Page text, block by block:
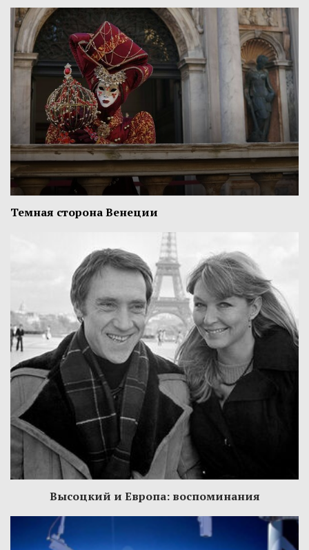
Темная сторона Венеции
Высоцкий и Европа: воспоминания